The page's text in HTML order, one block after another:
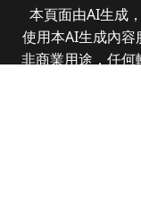
本頁面由AI生成
使用本AI生成內
非商業用途，任